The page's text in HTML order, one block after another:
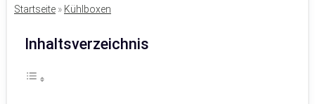
Startseite » Kühlboxen
Inhaltsverzeichnis